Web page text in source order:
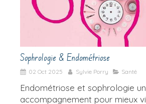
Sophrologie & Endométriose
02 Oct 2025 Sylvie Porry Santé
Endométriose et sophrologie un
accompagnement pour mieux